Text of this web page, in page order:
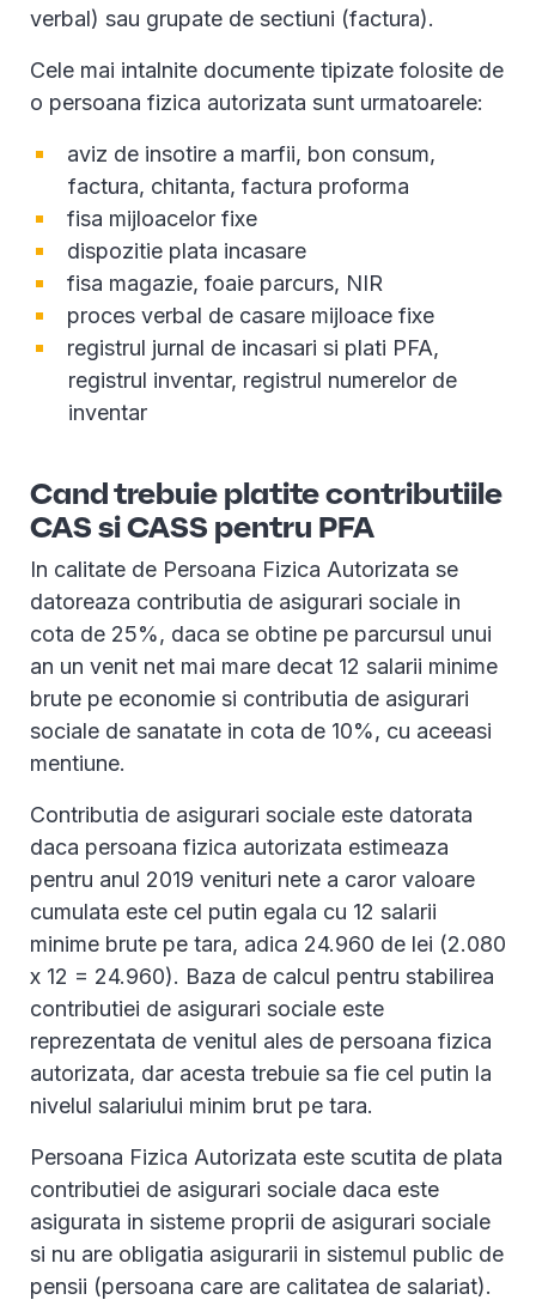
verbal) sau grupate de sectiuni (factura).
Cele mai intalnite documente tipizate folosite de
o persoana fizica autorizata sunt urmatoarele:
aviz de insotire a marfii, bon consum,
factura, chitanta, factura proforma
fisa mijloacelor fixe
dispozitie plata incasare
fisa magazie, foaie parcurs, NIR
proces verbal de casare mijloace fixe
registrul jurnal de incasari si plati PFA,
registrul inventar, registrul numerelor de
inventar
Cand trebuie platite contributiile
CAS si CASS pentru PFA
In calitate de Persoana Fizica Autorizata se
datoreaza contributia de asigurari sociale in
cota de 25%, daca se obtine pe parcursul unui
an un venit net mai mare decat 12 salarii minime
brute pe economie si contributia de asigurari
sociale de sanatate in cota de 10%, cu aceeasi
mentiune.
Contributia de asigurari sociale este datorata
daca persoana fizica autorizata estimeaza
pentru anul 2019 venituri nete a caror valoare
cumulata este cel putin egala cu 12 salarii
minime brute pe tara, adica 24.960 de lei (2.080
x 12 = 24.960). Baza de calcul pentru stabilirea
contributiei de asigurari sociale este
reprezentata de venitul ales de persoana fizica
autorizata, dar acesta trebuie sa fie cel putin la
nivelul salariului minim brut pe tara.
Persoana Fizica Autorizata este scutita de plata
contributiei de asigurari sociale daca este
asigurata in sisteme proprii de asigurari sociale
si nu are obligatia asigurarii in sistemul public de
pensii (persoana care are calitatea de salariat).